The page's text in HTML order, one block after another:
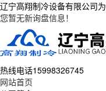
辽宁高翔制冷设备有限公司
您暂无新询盘信息！
热线电话15998326745
网站首页